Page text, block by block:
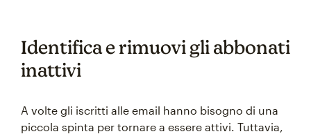
Identifica e rimuovi gli abbonati
inattivi
A volte gli iscritti alle email hanno bisogno di una
piccola spinta per tornare a essere attivi. Tuttavia,